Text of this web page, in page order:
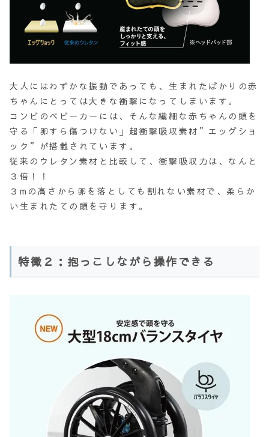
大人にはわずかな振動であっても、生まれたばかりの赤
ちゃんにとっては大きな衝撃になってしまいます。
コンビのベビーカーには、そんな繊細な赤ちゃんの頭を
守る「卵すら傷つけない」超衝撃吸収素材”エッグショ
ック”が搭載されています。
従来のウレタン素材と比較して、衝撃吸収力は、なんと
３倍！！
３mの高さから卵を落としても割れない素材で、柔らか
い生まれたての頭を守ります。
特徴２：抱っこしながら操作できる